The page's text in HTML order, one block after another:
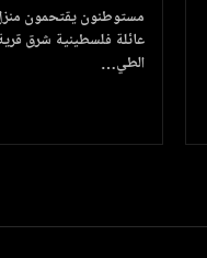
مستوطنون يقتحمون
عائلة فلسطينية شرق
الطي…